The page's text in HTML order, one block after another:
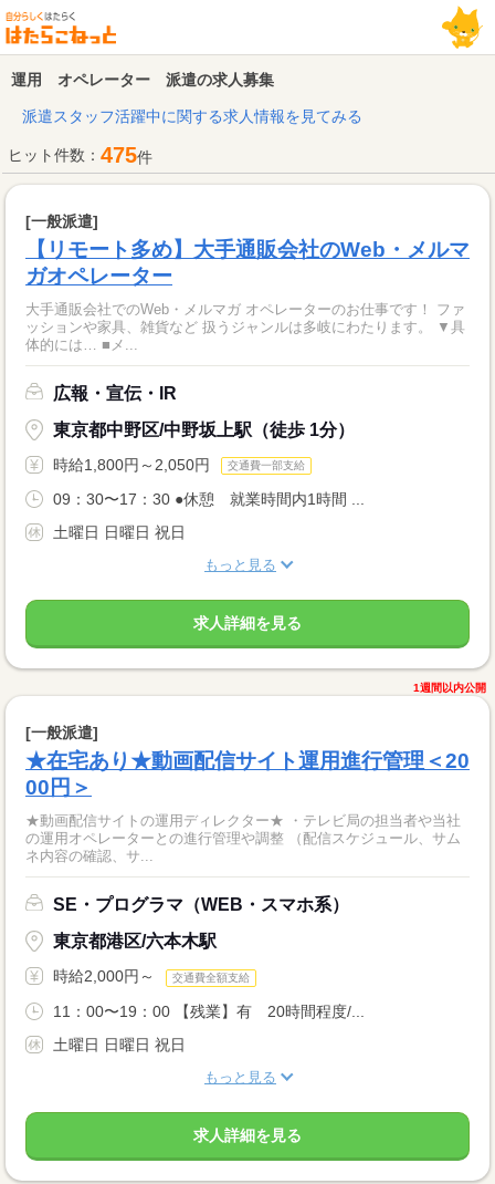
運用 オペレーター 派遣の求人募集
派遣スタッフ活躍中に関する求人情報を見てみる
ヒット件数： 475件
[一般派遣]
【リモート多め】大手通販会社のWeb・メルマ
ガオペレーター
大手通販会社でのWeb・メルマガ オペレーターのお仕事です！ ファ
ッションや家具、雑貨など 扱うジャンルは多岐にわたります。 ▼具
体的には… ■メ...
広報・宣伝・IR
東京都中野区/中野坂上駅（徒歩 1分）
時給1,800円～2,050円 交通費一部支給
09：30〜17：30 ●休憩 就業時間内1時間 ...
土曜日 日曜日 祝日
もっと見る
求人詳細を見る
1週間以内公開
[一般派遣]
★在宅あり★動画配信サイト運用進行管理＜20
00円＞
★動画配信サイトの運用ディレクター★ ・テレビ局の担当者や当社
の運用オペレーターとの進行管理や調整 （配信スケジュール、サム
ネ内容の確認、サ...
SE・プログラマ（WEB・スマホ系）
東京都港区/六本木駅
時給2,000円～ 交通費全額支給
11：00〜19：00 【残業】有 20時間程度/...
土曜日 日曜日 祝日
もっと見る
求人詳細を見る